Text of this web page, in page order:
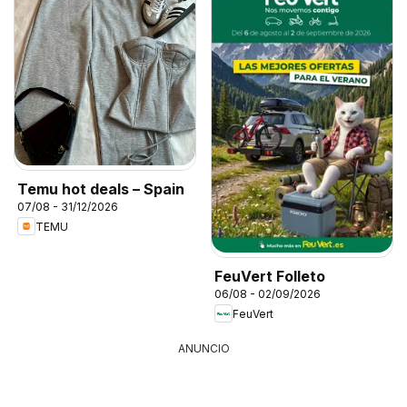
Temu hot deals – Spain
07/08 - 31/12/2026
TEMU
FeuVert Folleto
06/08 - 02/09/2026
FeuVert
ANUNCIO